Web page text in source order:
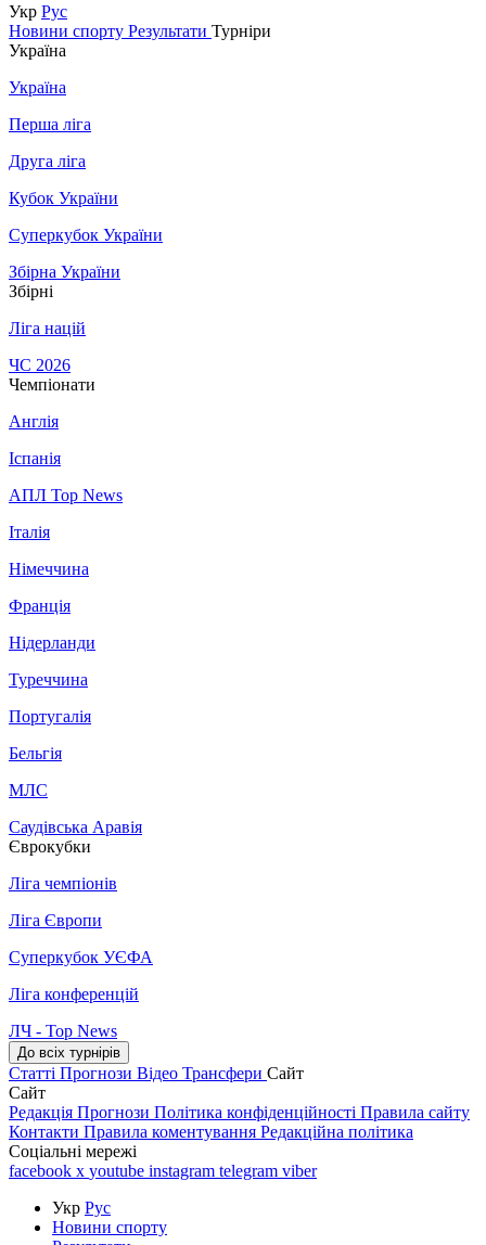
Укр Рус
Новини спорту Результати Турніри
Україна
Україна
Перша ліга
Друга ліга
Кубок України
Суперкубок України
Збірна України
Збірні
Ліга націй
ЧС 2026
Чемпіонати
Англія
Іспанія
АПЛ Top News
Італія
Німеччина
Франція
Нідерланди
Туреччина
Португалія
Бельгія
МЛС
Саудівська Аравія
Єврокубки
Ліга чемпіонів
Ліга Європи
Суперкубок УЄФА
Ліга конференцій
ЛЧ - Top News
До всіх турнірів
Статті Прогнози Відео Трансфери Сайт
Сайт
Редакція Прогнози Політика конфіденційності Правила сайту
Контакти Правила коментування Редакційна політика
Соціальні мережі
facebook x youtube instagram telegram viber
Укр Рус
Новини спорту